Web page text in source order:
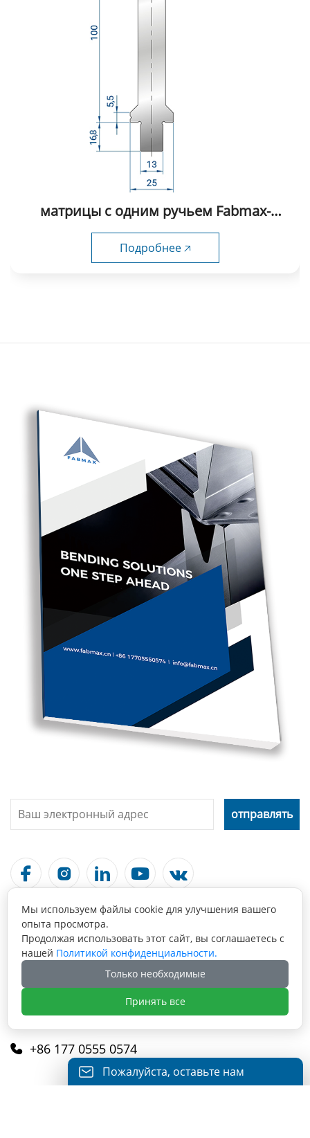
Пожалуйста, оставьте нам
матрицы с одним ручьем Fabmax-
Подробнее 🡥
    
Связаться С Нами
 Maanshan, Anhui, China, 243099
 +86 177 0555 0574
Мы используем файлы cookie для улучшения вашего
опыта просмотра.
Продолжая использовать этот сайт, вы соглашаетесь с
нашей Политикой конфиденциальности.
Только необходимые
Принять все